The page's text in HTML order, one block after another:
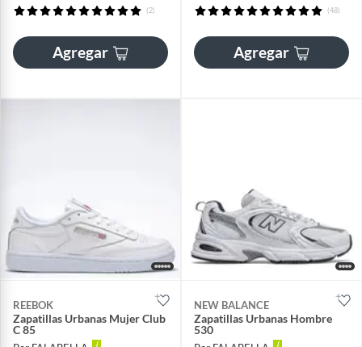
(2)
Agregar
(48)
Agregar
REEBOK
Zapatillas Urbanas Mujer Club
C 85
NEW BALANCE
Zapatillas Urbanas Hombre
530